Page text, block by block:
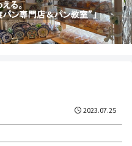
2023.07.25